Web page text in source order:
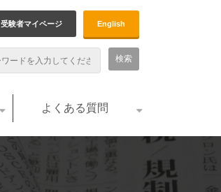
受験者マイページ English
よくある質問